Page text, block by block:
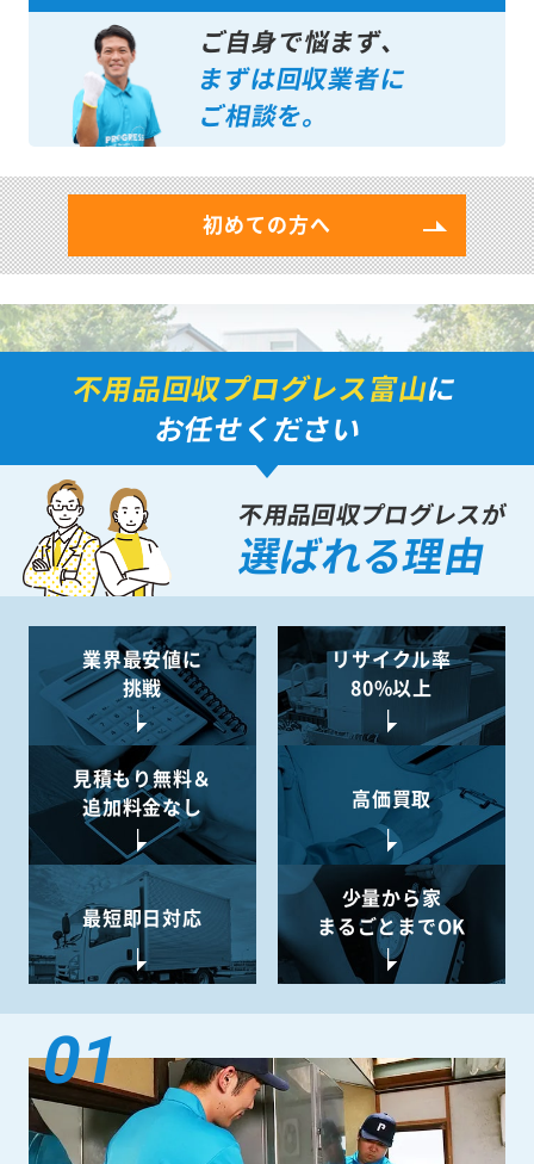
ご自身で悩まず、
まずは回収業者に
ご相談を。
初めての方へ
不用品回収プログレス富山に
お任せください
不用品回収プログレスが
選ばれる理由
業界最安値に
挑戦
リサイクル率
80%以上
見積もり無料＆
追加料金なし
高価買取
最短即日対応
少量から家
まるごとまでOK